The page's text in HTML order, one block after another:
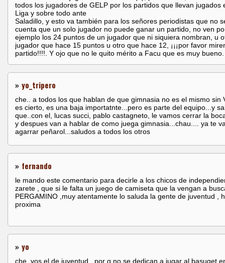
todos los jugadores de GELP por los partidos que llevan jugados
Liga y sobre todo ante
Saladillo, y esto va también para los señores periodistas que no
cuenta que un solo jugador no puede ganar un partido, no ven
ejemplo los 24 puntos de un jugador que ni siquiera nombran, u
jugador que hace 15 puntos u otro que hace 12, ¡¡¡por favor
partido!!!!. Y ojo que no le quito mérito a Facu que es muy bueno.
» yo_tripero
che.. a todos los que hablan de que gimnasia no es el mismo sin
es cierto, es una baja importatnte...pero es parte del equipo...y
que..con el, lucas succi, pablo castagneto, le vamos cerrar la
y despues van a hablar de como juega gimnasia...chau.... ya te
agarrar peñarol...saludos a todos los otros
» fernando
le mando este comentario para decirle a los chicos de
zarete , que si le falta un juego de camiseta que la vengan a
PERGAMINO ,muy atentamente lo saluda la gente de juventud ,
proxima
» yo
che, vos el de juventud...por q no se dedican a jugar al basuqet